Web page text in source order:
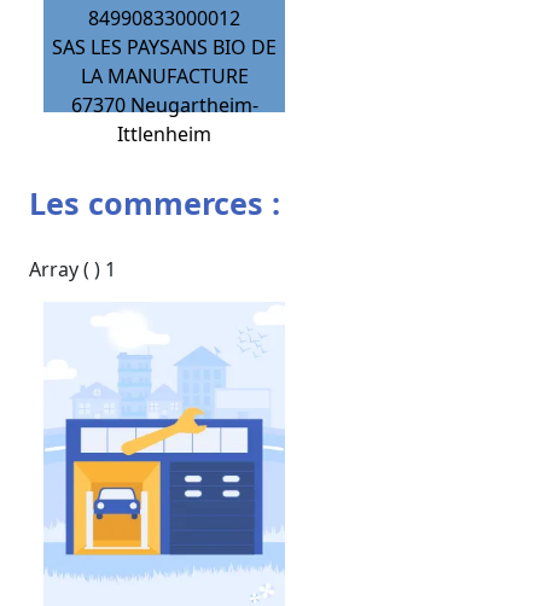
84990833000012
SAS LES PAYSANS BIO DE
LA MANUFACTURE
67370 Neugartheim-
Ittlenheim
Les commerces :
Array ( ) 1